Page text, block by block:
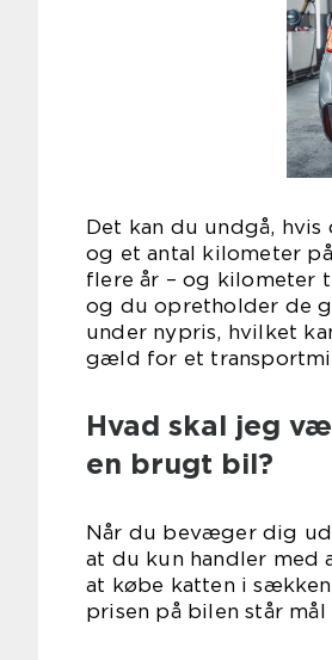
Det kan du undgå,
og et antal kilometer
flere år – og kilometer
og du opretholder de
under nypris, hvilket
gæld for et
Hvad skal jeg
en brugt bil?
Når du bevæger dig
at du kun handler med
at købe katten i
prisen på bilen står